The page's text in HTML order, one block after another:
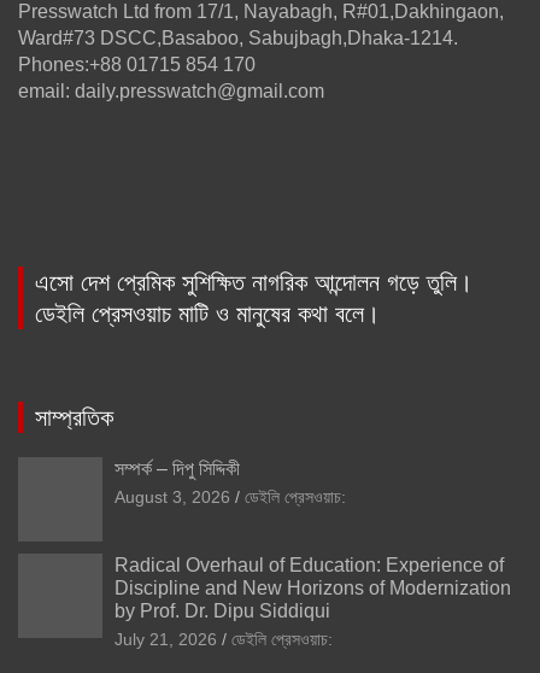
Presswatch Ltd from 17/1, Nayabagh, R#01,Dakhingaon,
Ward#73 DSCC,Basaboo, Sabujbagh,Dhaka-1214.
Phones:+88 01715 854 170
email: daily.presswatch@gmail.com
এসো দেশ প্রেমিক সুশিক্ষিত নাগরিক আন্দোলন গড়ে তুলি।
ডেইলি প্রেসওয়াচ মাটি ও মানুষের কথা বলে।
সাম্প্রতিক
সম্পর্ক – দিপু সিদ্দিকী
August 3, 2026 ডেইলি প্রেসওয়াচ:
Radical Overhaul of Education: Experience of
Discipline and New Horizons of Modernization
by Prof. Dr. Dipu Siddiqui
July 21, 2026 ডেইলি প্রেসওয়াচ: